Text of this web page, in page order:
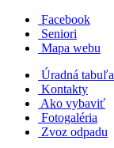
Facebook
Seniori
Mapa webu
Úradná tabuľa
Kontakty
Ako vybaviť
Fotogaléria
Zvoz odpadu